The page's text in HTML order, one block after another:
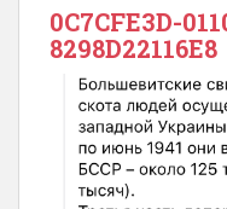
0C7CFE3D-
8298D22116E8